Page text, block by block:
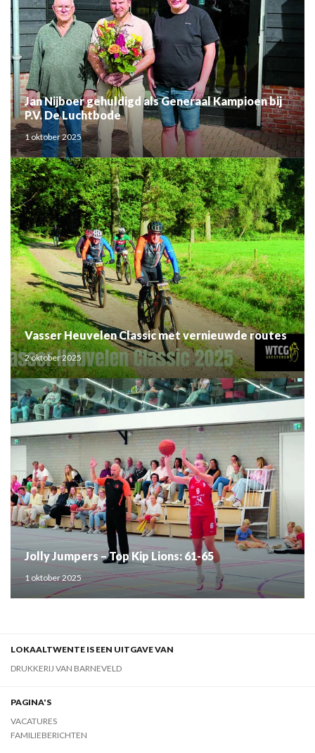
Jan Nijboer gehuldigd als Generaal Kampioen bij
P.V. De Luchtbode
1 oktober 2025
Vasser Heuvelen Classic met vernieuwde routes
2 oktober 2025
Jolly Jumpers – Top Kip Lions: 61-65
1 oktober 2025
LOKAALTWENTE IS EEN UITGAVE VAN
DRUKKERIJ VAN BARNEVELD
PAGINA'S
VACATURES
FAMILIEBERICHTEN